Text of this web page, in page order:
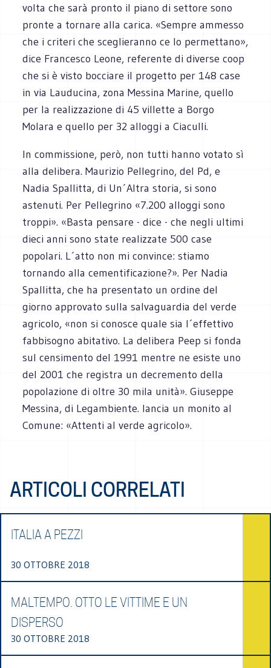
volta che sarà pronto il piano di settore sono
pronte a tornare alla carica. «Sempre ammesso
che i criteri che sceglieranno ce lo permettano»,
dice Francesco Leone, referente di diverse coop
che si è visto bocciare il progetto per 148 case
in via Lauducina, zona Messina Marine, quello
per la realizzazione di 45 villette a Borgo
Molara e quello per 32 alloggi a Ciaculli.
In commissione, però, non tutti hanno votato sì
alla delibera. Maurizio Pellegrino, del Pd, e
Nadia Spallitta, di Un´Altra storia, si sono
astenuti. Per Pellegrino «7.200 alloggi sono
troppi». «Basta pensare - dice - che negli ultimi
dieci anni sono state realizzate 500 case
popolari. L´atto non mi convince: stiamo
tornando alla cementificazione?». Per Nadia
Spallitta, che ha presentato un ordine del
giorno approvato sulla salvaguardia del verde
agricolo, «non si conosce quale sia l´effettivo
fabbisogno abitativo. La delibera Peep si fonda
sul censimento del 1991 mentre ne esiste uno
del 2001 che registra un decremento della
popolazione di oltre 30 mila unità». Giuseppe
Messina, di Legambiente. lancia un monito al
Comune: «Attenti al verde agricolo».
ARTICOLI CORRELATI
ITALIA A PEZZI
30 OTTOBRE 2018
MALTEMPO. OTTO LE VITTIME E UN
DISPERSO
30 OTTOBRE 2018